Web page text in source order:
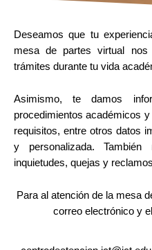
Deseamos que tu
mesa de partes virtual nos
trámites durante tu vida
Asimismo, te damos
procedimientos académicos
requisitos, entre otros datos
y personalizada.
inquietudes, quejas y
Para al atención de la mesa
correo electrónico y